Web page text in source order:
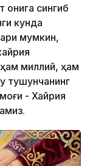
қонига сингиб
кунда
мумкин,
ҳам миллий, ҳам
тушунчанинг
- Хайрия